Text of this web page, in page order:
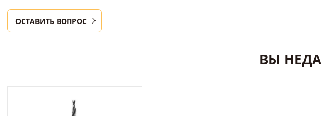
ОСТАВИТЬ ВОПРОС
ВЫ